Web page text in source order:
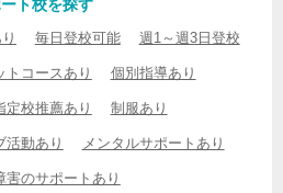
ト校を探す
毎日登校可能 週1～週3日登校
トコースあり 個別指導あり
定校推薦あり 制服あり
活動あり メンタルサポートあり
害のサポートあり